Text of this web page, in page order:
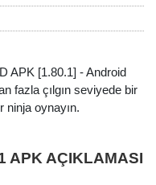
APK [1.80.1] - Android
fazla çılgın seviyede bir
ninja oynayın.
APK AÇIKLAMASI